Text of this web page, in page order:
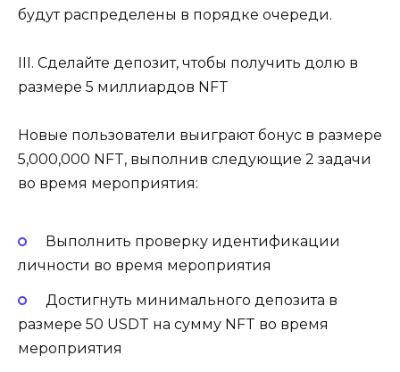
будут распределены в порядке очереди.
III. Сделайте депозит, чтобы получить долю в
размере 5 миллиардов NFT
Новые пользователи выиграют бонус в размере
5,000,000 NFT, выполнив следующие 2 задачи
во время мероприятия:
Выполнить проверку идентификации
личности во время мероприятия
Достигнуть минимального депозита в
размере 50 USDT на сумму NFT во время
мероприятия